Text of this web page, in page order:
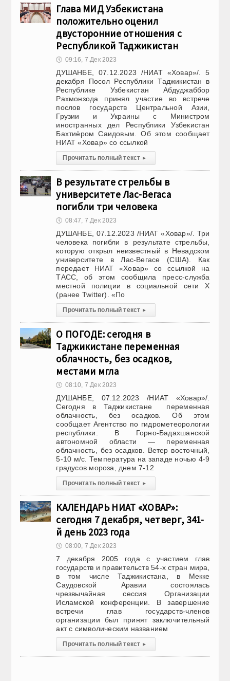
Глава МИД Узбекистана
положительно оценил
двусторонние отношения с
Республикой Таджикистан
🕔 09:16, 7.Дек 2023
ДУШАНБЕ, 07.12.2023 /НИАТ «Ховар»/. 5
декабря Посол Республики Таджикистан в
Республике Узбекистан Абдуджаббор
Рахмонзода принял участие во встрече
послов государств Центральной Азии,
Грузии и Украины с Министром
иностранных дел Республики Узбекистан
Бахтиёром Саидовым. Об этом сообщает
НИАТ «Ховар» со ссылкой
Прочитать полный текст ▸
В результате стрельбы в
университете Лас-Вегаса
погибли три человека
🕔 08:47, 7.Дек 2023
ДУШАНБЕ, 07.12.2023 /НИАТ «Ховар»/. Три
человека погибли в результате стрельбы,
которую открыл неизвестный в Невадском
университете в Лас-Вегасе (США). Как
передает НИАТ «Ховар» со ссылкой на
ТАСС, об этом сообщила пресс-служба
местной полиции в социальной сети X
(ранее Twitter). «По
Прочитать полный текст ▸
О ПОГОДЕ: сегодня в
Таджикистане переменная
облачность, без осадков,
местами мгла
🕔 08:10, 7.Дек 2023
ДУШАНБЕ, 07.12.2023 /НИАТ «Ховар»/.
Сегодня в Таджикистане переменная
облачность, без осадков. Об этом
сообщает Агентство по гидрометеорологии
республики. В Горно-Бадахшанской
автономной области — переменная
облачность, без осадков. Ветер восточный,
5-10 м/с. Температура на западе ночью 4-9
градусов мороза, днем 7-12
Прочитать полный текст ▸
КАЛЕНДАРЬ НИАТ «ХОВАР»:
сегодня 7 декабря, четверг, 341-
й день 2023 года
🕔 08:00, 7.Дек 2023
7 декабря 2005 года с участием глав
государств и правительств 54-х стран мира,
в том числе Таджикистана, в Мекке
Саудовской Аравии состоялась
чрезвычайная сессия Организации
Исламской конференции. В завершение
встречи глав государств-членов
организации был принят заключительный
акт с символическим названием
Прочитать полный текст ▸